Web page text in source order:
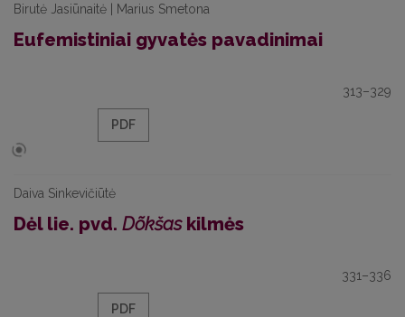
Birutė Jasiūnaitė | Marius Smetona
Eufemistiniai gyvatės pavadinimai
313–329
PDF
Daiva Sinkevičiūtė
Dėl lie. pvd. Dõkšaskilmės
331–336
PDF